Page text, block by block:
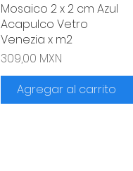
Vista rápida
Mosaico 2 x 2 cm Azul
Acapulco Vetro
Venezia x m2
Precio
309,00 MXN
Agregar al carrito